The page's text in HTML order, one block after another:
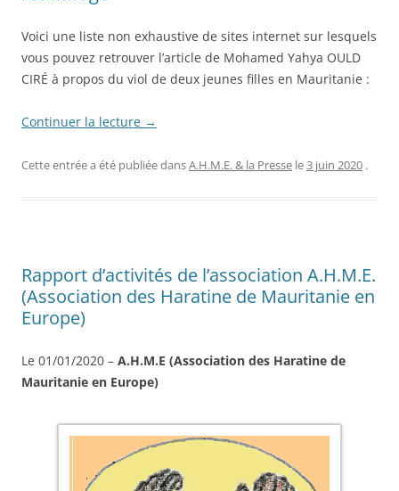
Voici une liste non exhaustive de sites internet sur lesquels
vous pouvez retrouver l’article de Mohamed Yahya OULD
CIRÉ à propos du viol de deux jeunes filles en Mauritanie :
Continuer la lecture →
Cette entrée a été publiée dansA.H.M.E. & la Presse le3 juin 2020 .
Rapport d’activités de l’association A.H.M.E.
(Association des Haratine de Mauritanie en
Europe)
Le 01/01/2020 – A.H.M.E (Association des Haratine de
Mauritanie en Europe)